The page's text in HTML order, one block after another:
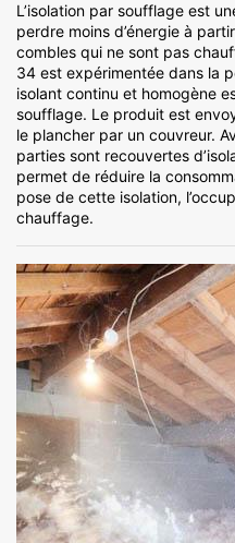
L’isolation par soufflage est
perdre moins d’énergie à
combles qui ne sont pas
34 est expérimentée dans la
isolant continu et homogène
soufflage. Le produit est
le plancher par un couvreur.
parties sont recouvertes
permet de réduire la
pose de cette isolation,
chauffage.